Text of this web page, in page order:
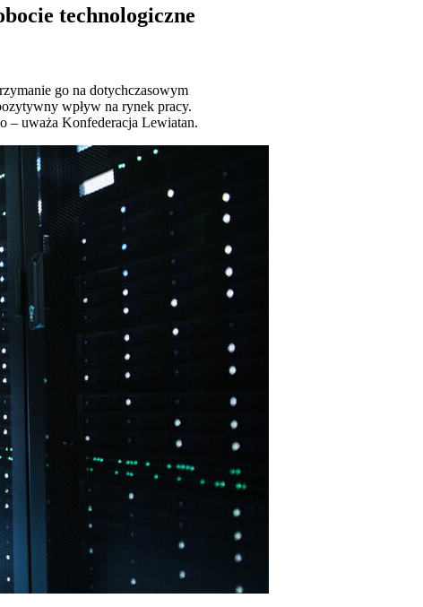
technologiczne
go na dotychczasowym
wpływ na rynek pracy.
– uważa Konfederacja Lewiatan.